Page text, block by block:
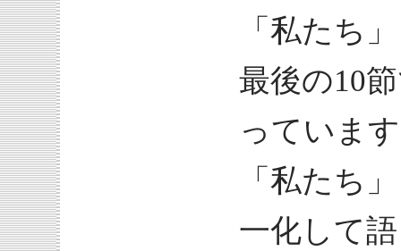
「私たち
最後の10
っていま
「私たち
一化して